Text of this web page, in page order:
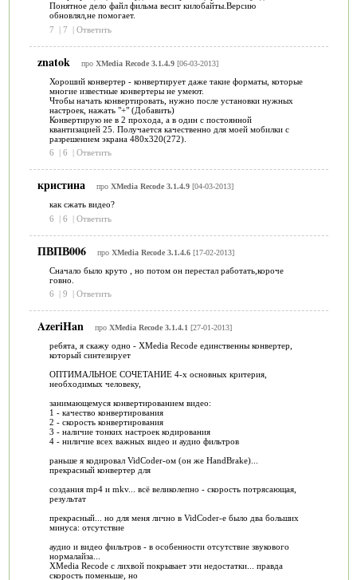
Понятное дело файл фильма весит килобайты.Версию
обновлял,не помогает.
7
| 7 | Ответить
znatok про XMedia Recode 3.1.4.9[06-03-2013]
Хороший конвертер - конвертирует даже такие форматы, которые
многие известные конвертеры не умеют.
Чтобы начать конвертировать, нужно после установки нужных
настроек, нажать "+" (Добавить)
Конвертирую не в 2 прохода, а в один с постоянной
квантизацией 25. Получается качественно для моей мобилки с
разрешением экрана 480x320(272).
6
| 6 | Ответить
кристина про XMedia Recode 3.1.4.9[04-03-2013]
как сжать видео?
6
| 6 | Ответить
ПВПВ006 про XMedia Recode 3.1.4.6[17-02-2013]
Сначало было круто , но потом он перестал работать,короче
говно.
6
| 9 | Ответить
AzeriHan про XMedia Recode 3.1.4.1 [27-01-2013]
ребята, я скажу одно - XMedia Recode единственны конвертер,
который синтезирует
ОПТИМАЛЬНОЕ СОЧЕТАНИЕ 4-х основных критерия,
необходимых человеку,
занимающемуся конвертированием видео:
1 - качество конвертирования
2 - скорость конвертирования
3 - наличие тонких настроек кодирования
4 - ниличие всех важных видео и аудио фильтров
раньше я кодировал VidCoder-ом (он же HandBrake)...
прекрасный конвертер для
создания mp4 и mkv... всё великолепно - скорость потрясающая,
результат
прекрасный... но для меня лично в VidCoder-е было два больших
минуса: отсутствие
аудио и видео фильтров - в особенности отсутствие звукового
нормалайза...
XMedia Recode с лихвой покрывает эти недостатки... правда
скорость поменьше, но